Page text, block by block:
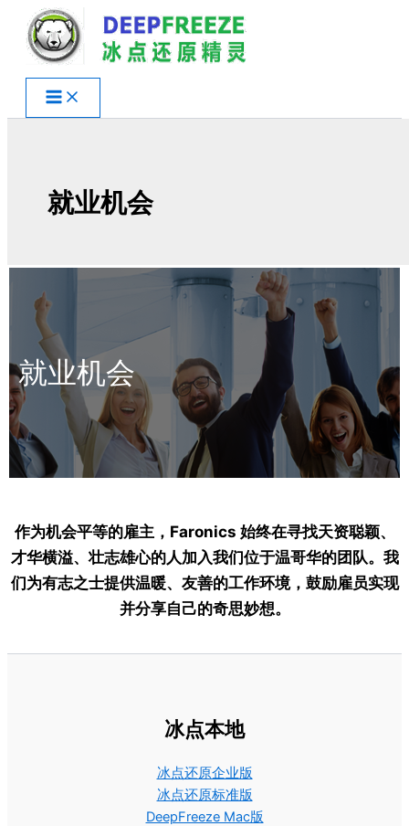
就业机会
就业机会
作为机会平等的雇主，Faronics 始终在寻找天资聪颖、
才华横溢、壮志雄心的人加入我们位于温哥华的团队。我
们为有志之士提供温暖、友善的工作环境，鼓励雇员实现
并分享自己的奇思妙想。
冰点本地
冰点还原企业版
冰点还原标准版
DeepFreeze Mac版